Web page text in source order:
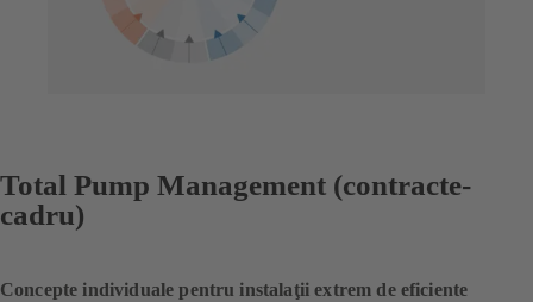
Total Pump Management (contracte-
cadru)
Concepte individuale pentru instalaţii extrem de eficiente